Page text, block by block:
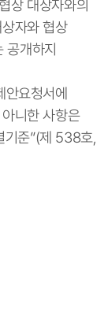
상 대상자와의
자와 협상
공개하지
안요청서에
니한 사항은
기준”(제 538호,